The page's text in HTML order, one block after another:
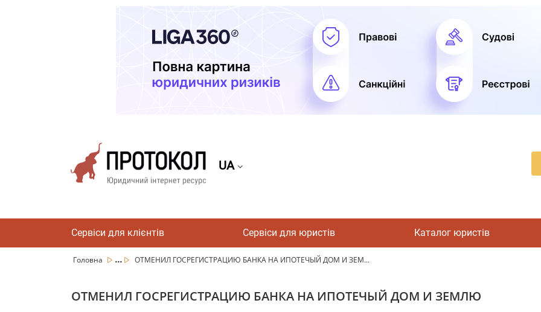
UA
Сервіси для клієнтів Сервіси для юристів Каталог юристів
Головна ... ОТМЕНИЛ ГОСРЕГИСТРАЦИЮ БАНКА НА ИПОТЕЧЫЙ ДОМ И ЗЕМ...
ОТМЕНИЛ ГОСРЕГИСТРАЦИЮ БАНКА НА ИПОТЕЧЫЙ ДОМ И ЗЕМЛЮ